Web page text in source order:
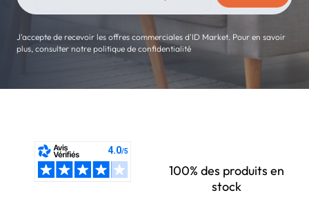
J'accepte de recevoir les offres commerciales d'ID Market. Pour en savoir
plus, consulter notre politique de confidentialité
100% des produits en
stock